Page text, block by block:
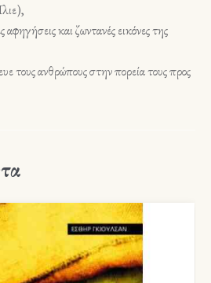
και ζωντανές εικόνες της
τους ανθρώπους στην πορεία τους προς